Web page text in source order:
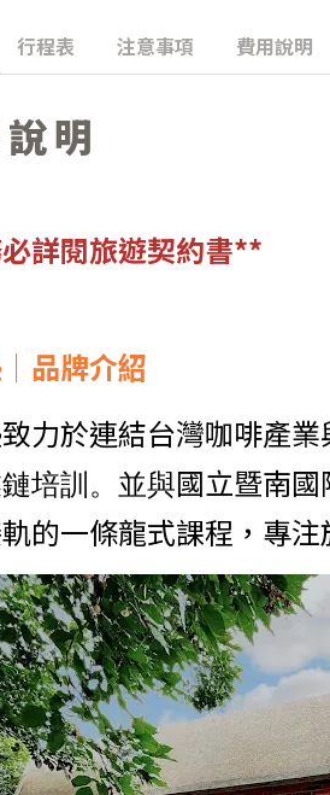
行程表 注意事項 費用說明
明
詳閱旅遊契約書**
品牌介紹
力於連結台灣咖啡產業
培訓。並與國立暨南
的一條龍式課程，專